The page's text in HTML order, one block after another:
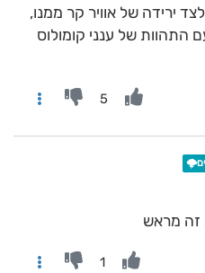
ירידה של אוויר קר ממנו,
התהוות של ענני קומולוס
5
זה מראש
1